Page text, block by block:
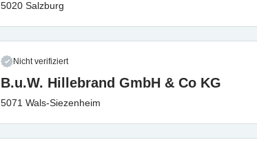
5020 Salzburg
Nicht verifiziert
B.u.W. Hillebrand GmbH & Co KG
5071 Wals-Siezenheim